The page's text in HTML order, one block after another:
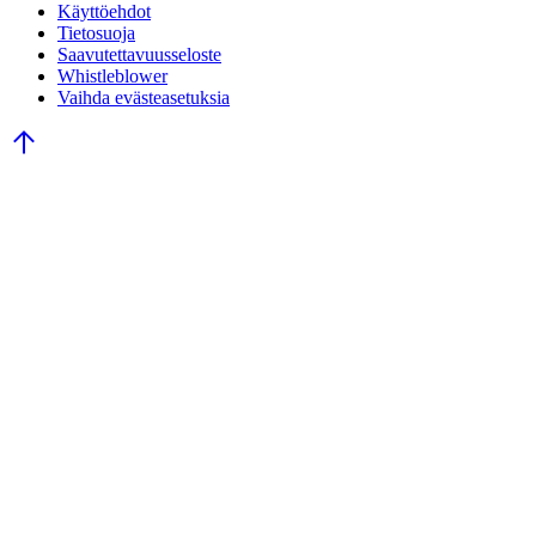
Käyttöehdot
Tietosuoja
Saavutettavuusseloste
Whistleblower
Vaihda evästeasetuksia